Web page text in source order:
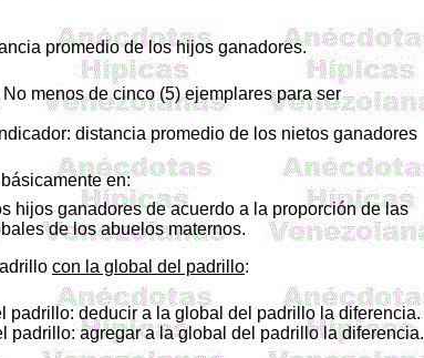
promedio de los hijos ganadores.
menos de cinco (5) ejemplares para ser
distancia promedio de los nietos ganadores
en:
hijos ganadores de acuerdo a la proporción de las
de los abuelos maternos.
con la global del padrillo:
padrillo: deducir a la global del padrillo la diferencia.
padrillo: agregar a la global del padrillo la diferencia.